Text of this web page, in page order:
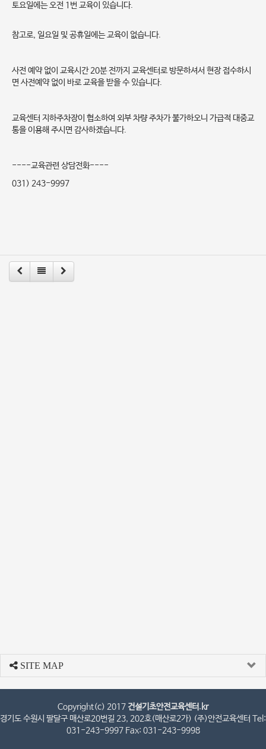
토요일에는 오전 1번 교육이 있습니다.
참고로, 일요일 및 공휴일에는 교육이 없습니다.
사전 예약 없이 교육시간 20분 전까지 교육센터로 방문하셔서 현장 접수하시
면 사전예약 없이 바로 교육을 받을 수 있습니다.
교육센터 지하주차장이 협소하여 외부 차량 주차가 불가하오니 가급적 대중교
통을 이용해 주시면 감사하겠습니다.
----교육관련 상담전화----
031) 243-9997
SITE MAP
Copyright(c) 2017건설기초안전교육센터.kr
경기도 수원시 팔달구 매산로20번길 23, 202호(매산로2가) (주)안전교육센터 Tel:
031-243-9997 Fax: 031-243-9998